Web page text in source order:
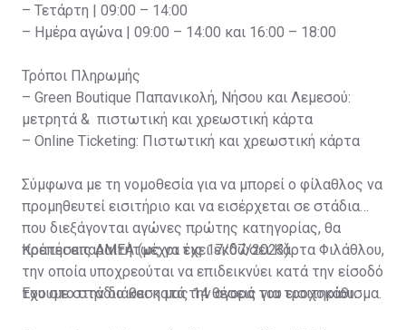
– Τετάρτη | 09:00 – 14:00
– Ημέρα αγώνα | 09:00 – 14:00 και 16:00 – 18:00
Τρόποι Πληρωμής
– Green Boutique Παπανικολή, Νήσου και Λεμεσού:
μετρητά & πιστωτική και χρεωστική κάρτα
– Online Ticketing: Πιστωτική και χρεωστική κάρτα
Σύμφωνα με τη νομοθεσία για να μπορεί ο φίλαθλος να
προμηθευτεί εισιτήριο και να εισέρχεται σε στάδια
που διεξάγονται αγώνες πρώτης κατηγορίας, θα
πρέπει απαραιτήτως να έχει εκδώσει Κάρτα Φιλάθλου,
την οποία υποχρεούται να επιδεικνύει κατά την είσοδό
του στο στάδιο και κατά την αγορά του εισιτηρίου.
Κρατήσεις ΑΜΕΑ (μέχρι τις 17/07/2023)
Έχουμε στην διάθεση μας 14 θέσεις για τροχοκάθισμα.